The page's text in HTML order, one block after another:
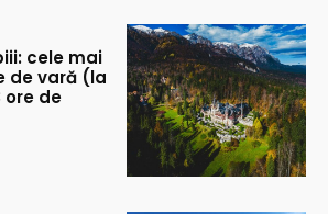
cele mai
de vară (la
ore de